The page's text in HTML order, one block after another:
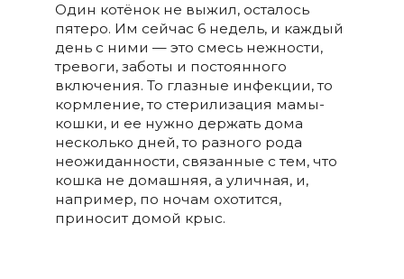
Один котёнок не выжил, осталось
пятеро. Им сейчас 6 недель, и каждый
день с ними — это смесь нежности,
тревоги, заботы и постоянного
включения. То глазные инфекции, то
кормление, то стерилизация мамы-
кошки, и ее нужно держать дома
несколько дней, то разного рода
неожиданности, связанные с тем, что
кошка не домашняя, а уличная, и,
например, по ночам охотится,
приносит домой крыс.